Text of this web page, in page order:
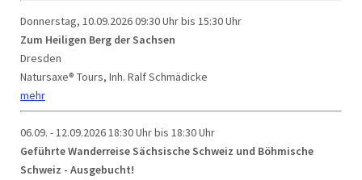
Donnerstag, 10.09.202609:30 Uhr bis 15:30 Uhr
Zum Heiligen Berg der Sachsen
Dresden
Natursaxe® Tours, Inh. Ralf Schmädicke
mehr
06.09. - 12.09.202618:30 Uhr bis 18:30 Uhr
Geführte Wanderreise Sächsische Schweiz und Böhmische
Schweiz - Ausgebucht!